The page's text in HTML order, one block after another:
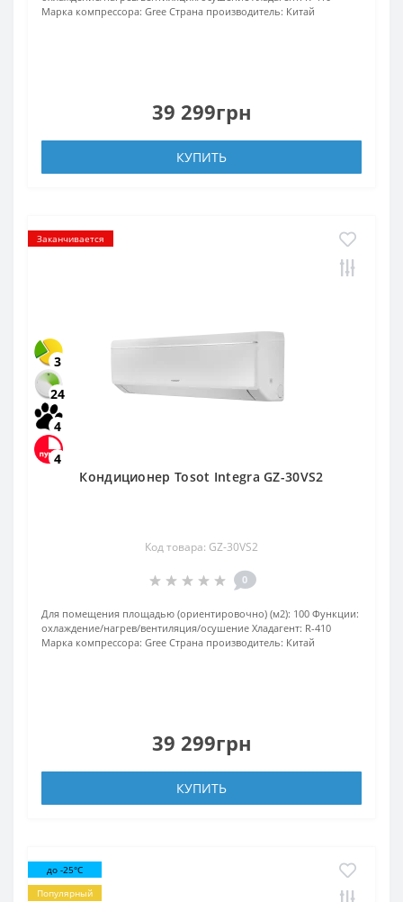
Марка компрессора: Gree Страна производитель: Китай
39 299грн
КУПИТЬ
Заканчивается
3
24
4
4
Кондиционер Tosot Integra GZ-30VS2
Код товара: GZ-30VS2
0
Для помещения площадью (ориентировочно) (м2): 100 Функции:
охлаждение/нагрев/вентиляция/осушение Хладагент: R-410
Марка компрессора: Gree Страна производитель: Китай
39 299грн
КУПИТЬ
до -25°C
Популярный